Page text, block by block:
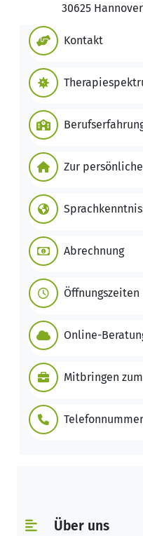
30625 Hannover
Kontakt
Zur
Abrechnung
Online-
Mitbringen
Telefonnummer
Über uns